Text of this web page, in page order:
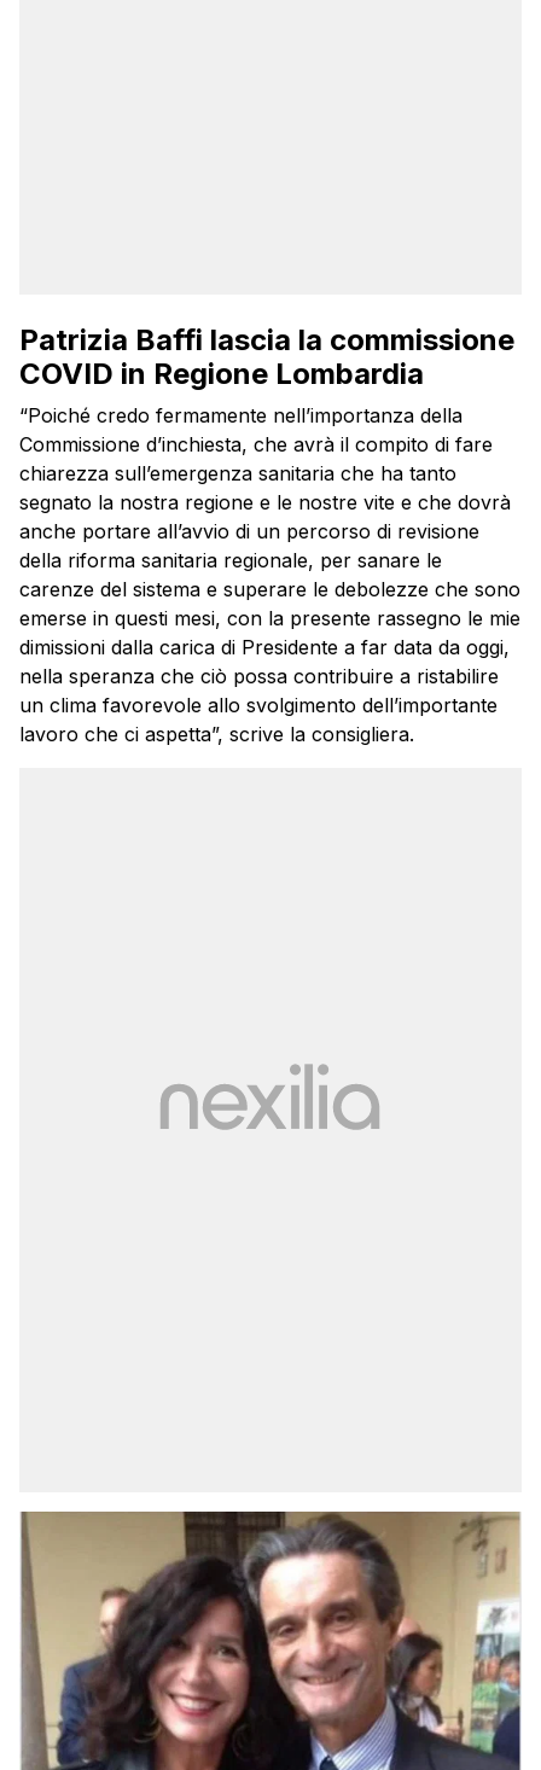
Patrizia Baffi lascia la commissione
COVID in Regione Lombardia
“Poiché credo fermamente nell’importanza della
Commissione d’inchiesta, che avrà il compito di fare
chiarezza sull’emergenza sanitaria che ha tanto
segnato la nostra regione e le nostre vite e che dovrà
anche portare all’avvio di un percorso di revisione
della riforma sanitaria regionale, per sanare le
carenze del sistema e superare le debolezze che sono
emerse in questi mesi, con la presente rassegno le mie
dimissioni dalla carica di Presidente a far data da oggi,
nella speranza che ciò possa contribuire a ristabilire
un clima favorevole allo svolgimento dell’importante
lavoro che ci aspetta”, scrive la consigliera.